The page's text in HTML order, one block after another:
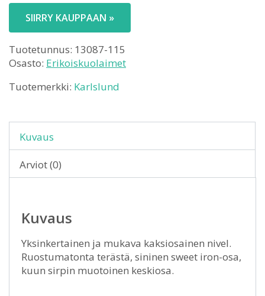
SIIRRY KAUPPAAN »
Tuotetunnus: 13087-115
Osasto: Erikoiskuolaimet
Tuotemerkki: Karlslund
Kuvaus
Arviot (0)
Kuvaus
Yksinkertainen ja mukava kaksiosainen nivel.
Ruostumatonta terästä, sininen sweet iron-osa,
kuun sirpin muotoinen keskiosa.